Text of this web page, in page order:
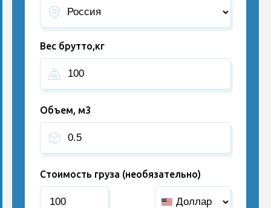
Вес брутто,кг
Объем, м3
Стоимость груза (необязательно)